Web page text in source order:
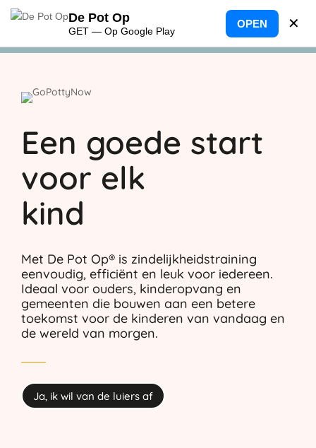
Een goede start
voor elk
kind
Met De Pot Op® is zindelijkheidstraining
eenvoudig, efficiënt en leuk voor iedereen.
Ideaal voor ouders, kinderopvang en
gemeenten die bouwen aan een betere
toekomst voor de kinderen van vandaag en
de wereld van morgen.
Ja, ik wil van de luiers af
De Pot Op
GET — Op Google Play
OPEN ✕